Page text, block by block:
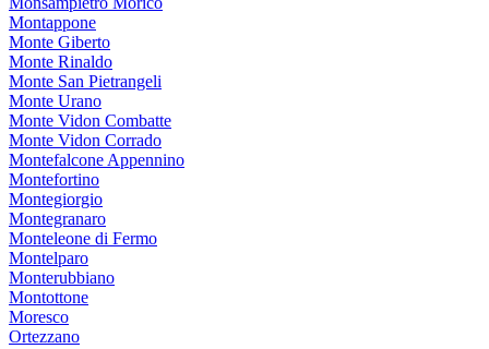
Montappone
Monte Giberto
Monte Rinaldo
Monte San Pietrangeli
Monte Urano
Monte Vidon Combatte
Monte Vidon Corrado
Montefalcone Appennino
Montefortino
Montegiorgio
Montegranaro
Monteleone di Fermo
Montelparo
Monterubbiano
Montottone
Moresco
Ortezzano